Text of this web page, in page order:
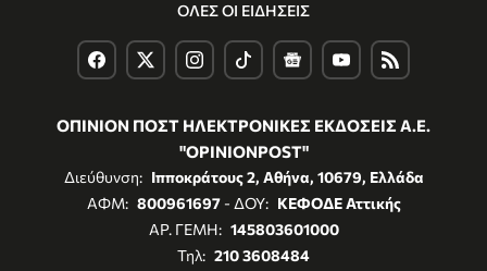
ΟΛΕΣ ΟΙ ΕΙΔΗΣΕΙΣ
ΟΠΙΝΙΟΝ ΠΟΣΤ ΗΛΕΚΤΡΟΝΙΚΕΣ ΕΚΔΟΣΕΙΣ Α.Ε.
"OPINIONPOST"
Διεύθυνση: Ιπποκράτους 2, Αθήνα, 10679, Ελλάδα
ΑΦΜ: 800961697- ΔΟΥ: ΚΕΦΟΔΕ Αττικής
ΑΡ. ΓΕΜΗ: 145803601000
Τηλ: 210 3608484